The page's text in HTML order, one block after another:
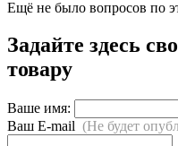
Ещё не было вопросов по
Задайте здесь
товару
Ваше имя:
Ваш E-mail (Не будет